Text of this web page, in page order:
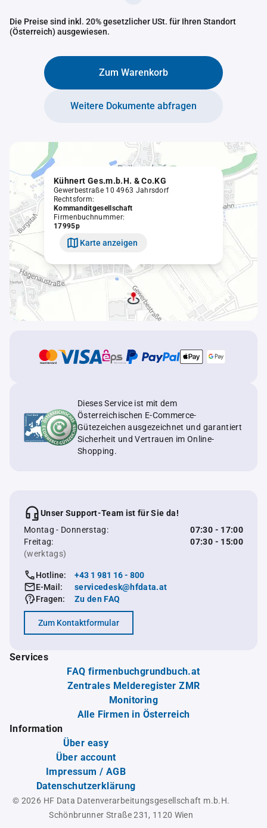
Die Preise sind inkl. 20% gesetzlicher USt. für Ihren Standort
(Österreich) ausgewiesen.
Zum Warenkorb
Weitere Dokumente abfragen
Kühnert Ges.m.b.H. & Co.KG
Gewerbestraße 10 4963 Jahrsdorf
Rechtsform:
Kommanditgesellschaft
Firmenbuchnummer:
17995p
Karte anzeigen
Dieses Service ist mit dem
Österreichischen E-Commerce-
Gütezeichen ausgezeichnet und garantiert
Sicherheit und Vertrauen im Online-
Shopping.
Unser Support-Team ist für Sie da!
Montag - Donnerstag:
07:30 - 17:00
Freitag:
07:30 - 15:00
(werktags)
Hotline:
+43 1 981 16 - 800
E-Mail:
servicedesk@hfdata.at
Fragen:
Zu den FAQ
Zum Kontaktformular
Services
FAQ firmenbuchgrundbuch.at
Zentrales Melderegister ZMR
Monitoring
Alle Firmen in Österreich
Information
Über easy
Über account
Impressum / AGB
Datenschutzerklärung
© 2026 HF Data Datenverarbeitungsgesellschaft m.b.H.
Schönbrunner Straße 231, 1120 Wien